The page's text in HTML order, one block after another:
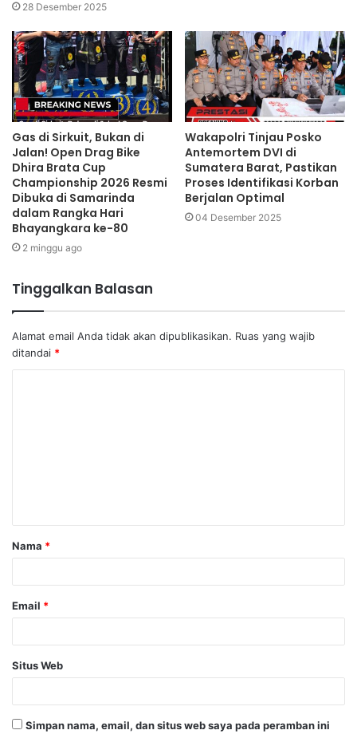
28 Desember 2025
Gas di Sirkuit, Bukan di
Jalan! Open Drag Bike
Dhira Brata Cup
Championship 2026 Resmi
Dibuka di Samarinda
dalam Rangka Hari
Bhayangkara ke-80
2 minggu ago
Wakapolri Tinjau Posko
Antemortem DVI di
Sumatera Barat, Pastikan
Proses Identifikasi Korban
Berjalan Optimal
04 Desember 2025
Tinggalkan Balasan
Alamat email Anda tidak akan dipublikasikan. Ruas yang wajib
ditandai *
a
r
Nama *
Email *
Situs Web
Simpan nama, email, dan situs web saya pada peramban ini